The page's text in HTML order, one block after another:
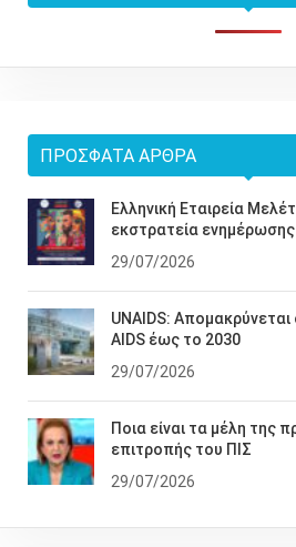
ΠΡΌΣΦΑΤΑ ΆΡΘΡΑ
Ελληνική Εταιρεία
εκστρατεία ενημέρωσης
29/07/2026
UNAIDS:
AIDS έως το 2030
29/07/2026
Ποια είναι τα μέλη της
επιτροπής του ΠΙΣ
29/07/2026